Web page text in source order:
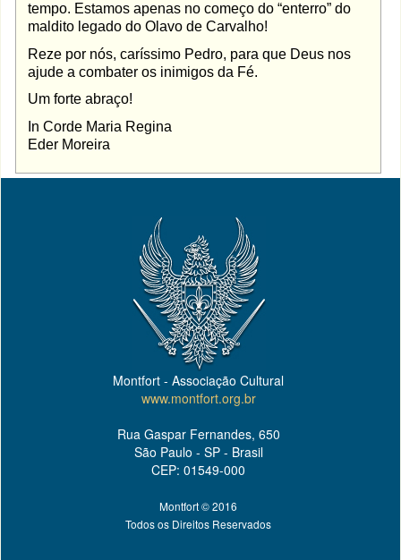
tempo. Estamos apenas no começo do “enterro” do
maldito legado do Olavo de Carvalho!
Reze por nós, caríssimo Pedro, para que Deus nos
ajude a combater os inimigos da Fé.
Um forte abraço!
In Corde Maria Regina
Eder Moreira
Montfort - Associação Cultural
www.montfort.org.br
Rua Gaspar Fernandes, 650
São Paulo - SP - Brasil
CEP: 01549-000
Montfort © 2016
Todos os Direitos Reservados